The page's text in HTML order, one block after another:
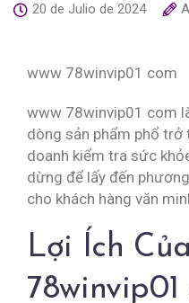
20 de Julio de 2024
www 78winvip01 com
www 78winvip01 com
dòng sản phẩm phổ trở
doanh kiểm tra sức
dừng để lấy đến
cho khách hàng văn
Lợi Ích